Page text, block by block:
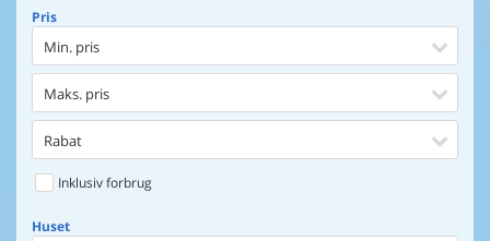
Pris
Min. pris
Maks. pris
Rabat
Inklusiv forbrug
Huset